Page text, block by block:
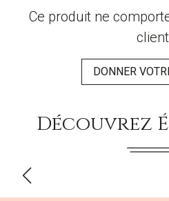
Ce produit ne
DONNER
Découvrez